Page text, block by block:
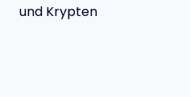
und Krypten